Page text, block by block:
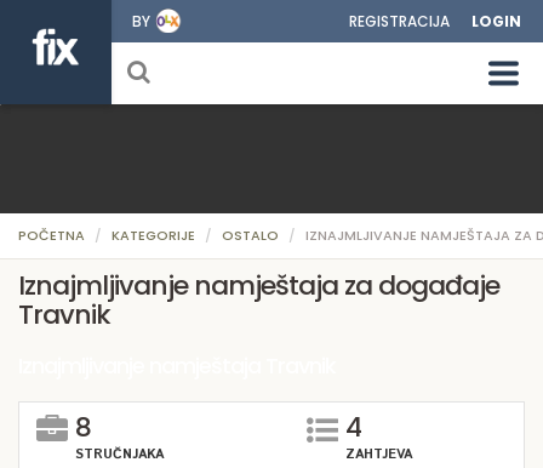
BY REGISTRACIJA LOGIN
POČETNA KATEGORIJE OSTALO IZNAJMLJIVANJE NAMJEŠTAJA ZA
Iznajmljivanje namještaja za događaje
Travnik
8
STRUČNJAKA
4
ZAHTJEVA